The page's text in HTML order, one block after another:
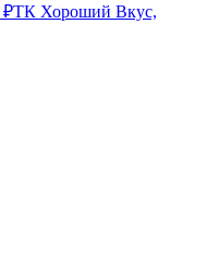
₽ТК Хороший Вкус,